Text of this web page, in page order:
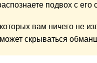
подвох с его
вам ничего не
скрываться